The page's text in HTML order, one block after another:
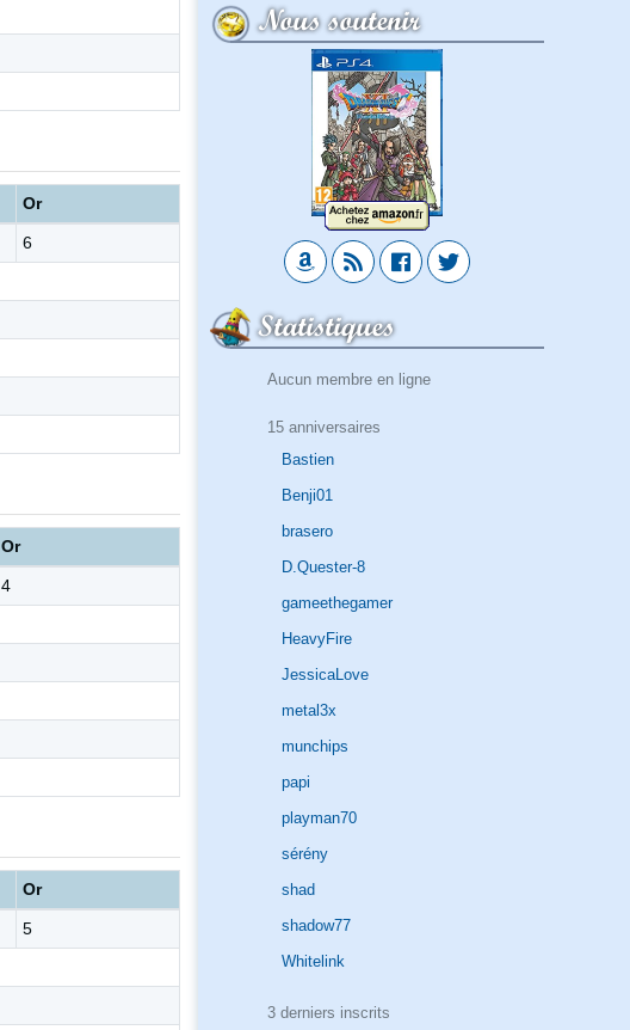
Nous soutenir
Statistiques
Aucun membre en ligne
15 anniversaires
Bastien
Benji01
brasero
D.Quester-8
gameethegamer
HeavyFire
JessicaLove
metal3x
munchips
papi
playman70
sérény
shad
shadow77
Whitelink
3 derniers inscrits
Or
6
Or
4
Or
5